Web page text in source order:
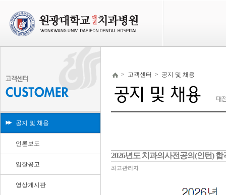
공지 및 채용
언론보도
입찰공고
영상게시판
> 고객센터 > 공지 및 채용
2026년도 치과의사전공의(인턴) 합
최고관리자